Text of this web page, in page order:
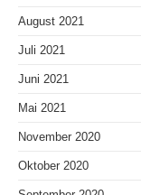
August 2021
Juli 2021
Juni 2021
Mai 2021
November 2020
Oktober 2020